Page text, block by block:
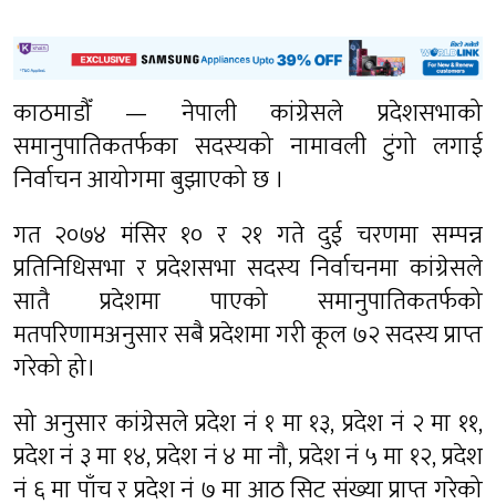
काठमाडौँ — नेपाली कांग्रेसले प्रदेशसभाको
समानुपातिकतर्फका सदस्यको नामावली टुंगो लगाई
निर्वाचन आयोगमा बुझाएको छ ।
गत २०७४ मंसिर १० र २१ गते दुई चरणमा सम्पन्न
प्रतिनिधिसभा र प्रदेशसभा सदस्य निर्वाचनमा कांग्रेसले
सातै प्रदेशमा पाएको समानुपातिकतर्फको
मतपरिणामअनुसार सबै प्रदेशमा गरी कूल ७२ सदस्य प्राप्त
गरेको हो।
सो अनुसार कांग्रेसले प्रदेश नं १ मा १३, प्रदेश नं २ मा ११,
प्रदेश नं ३ मा १४, प्रदेश नं ४ मा नौ, प्रदेश नं ५ मा १२, प्रदेश
नं ६ मा पाँच र प्रदेश नं ७ मा आठ सिट संख्या प्राप्त गरेको